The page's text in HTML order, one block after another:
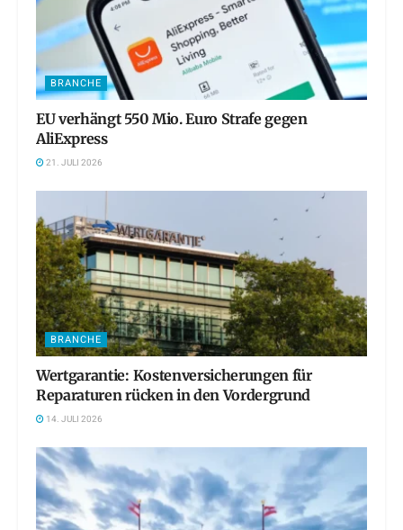
BRANCHE
EU verhängt 550 Mio. Euro Strafe gegen
AliExpress
21. JULI 2026
BRANCHE
Wertgarantie: Kostenversicherungen für
Reparaturen rücken in den Vordergrund
14. JULI 2026